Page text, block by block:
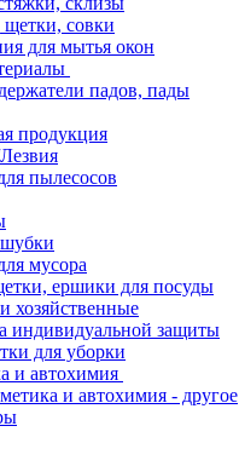
совки
для мытья окон
падов, пады
продукция
пылесосов
мусора
ершики для посуды
хозяйственные
индивидуальной защиты
для уборки
и автохимия
и автохимия - другое